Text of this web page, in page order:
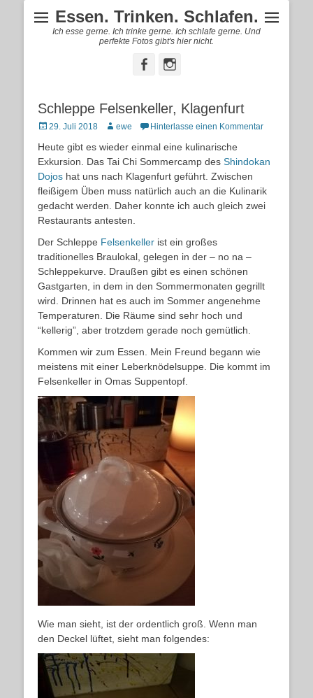
Essen. Trinken. Schlafen.
Ich esse gerne. Ich trinke gerne. Ich schlafe gerne. Und
perfekte Fotos gibt's hier nicht.
FacebookInstagram
Schleppe Felsenkeller, Klagenfurt
Posted
29. Juli 2018 Autorewe Hinterlasse einen Kommentar
Heute gibt es wieder einmal eine kulinarische
Exkursion. Das Tai Chi Sommercamp des Shindokan
Dojos hat uns nach Klagenfurt geführt. Zwischen
fleißigem Üben muss natürlich auch an die Kulinarik
gedacht werden. Daher konnte ich auch gleich zwei
Restaurants antesten.
Der Schleppe Felsenkeller ist ein großes
traditionelles Braulokal, gelegen in der – no na –
Schleppekurve. Draußen gibt es einen schönen
Gastgarten, in dem in den Sommermonaten gegrillt
wird. Drinnen hat es auch im Sommer angenehme
Temperaturen. Die Räume sind sehr hoch und
“kellerig”, aber trotzdem gerade noch gemütlich.
Kommen wir zum Essen. Mein Freund begann wie
meistens mit einer Leberknödelsuppe. Die kommt im
Felsenkeller in Omas Suppentopf.
Wie man sieht, ist der ordentlich groß. Wenn man
den Deckel lüftet, sieht man folgendes: